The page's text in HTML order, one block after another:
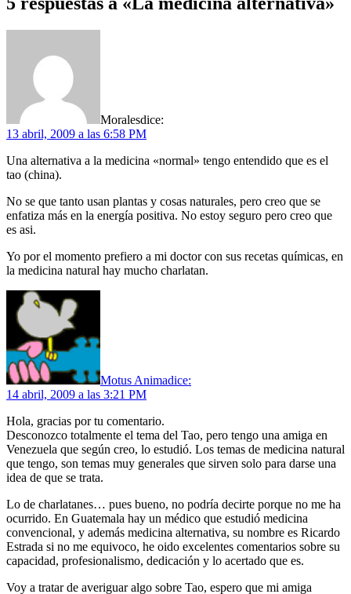
Moralesdice:
13 abril, 2009 a las 6:58 PM
Una alternativa a la medicina «normal» tengo entendido que es el
tao (china).
No se que tanto usan plantas y cosas naturales, pero creo que se
enfatiza más en la energía positiva. No estoy seguro pero creo que
es asi.
Yo por el momento prefiero a mi doctor con sus recetas químicas, en
la medicina natural hay mucho charlatan.
Motus Animadice:
14 abril, 2009 a las 3:21 PM
Hola, gracias por tu comentario.
Desconozco totalmente el tema del Tao, pero tengo una amiga en
Venezuela que según creo, lo estudió. Los temas de medicina natural
que tengo, son temas muy generales que sirven solo para darse una
idea de que se trata.
Lo de charlatanes… pues bueno, no podría decirte porque no me ha
ocurrido. En Guatemala hay un médico que estudió medicina
convencional, y además medicina alternativa, su nombre es Ricardo
Estrada si no me equivoco, he oido excelentes comentarios sobre su
capacidad, profesionalismo, dedicación y lo acertado que es.
Voy a tratar de averiguar algo sobre Tao, espero que mi amiga